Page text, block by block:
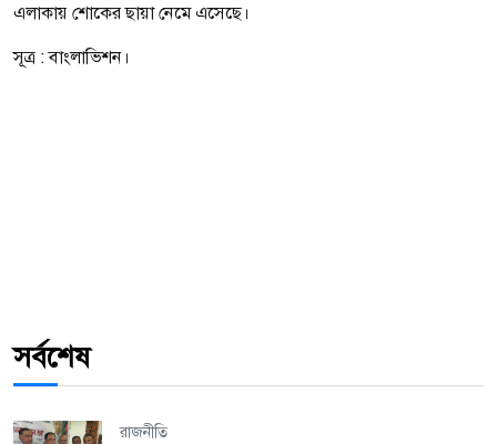
এলাকায় শোকের ছায়া নেমে এসেছে।
সূত্র : বাংলাভিশন।
সর্বশেষ
রাজনীতি